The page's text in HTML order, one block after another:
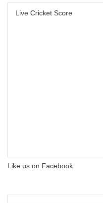
Live Cricket Score
Like us on Facebook